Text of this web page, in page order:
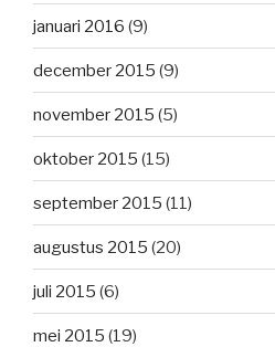
januari 2016 (9)
december 2015 (9)
november 2015 (5)
oktober 2015 (15)
september 2015 (11)
augustus 2015 (20)
juli 2015 (6)
mei 2015 (19)